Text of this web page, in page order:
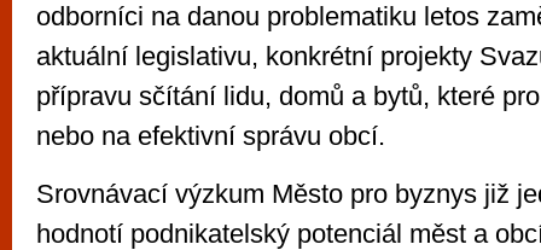
odborníci na danou problematiku letos
aktuální legislativu, konkrétní projekty
přípravu sčítání lidu, domů a bytů, které
nebo na efektivní správu obcí.
Srovnávací výzkum Město pro byznys již
hodnotí podnikatelský potenciál měst a